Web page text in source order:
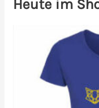
Heute im